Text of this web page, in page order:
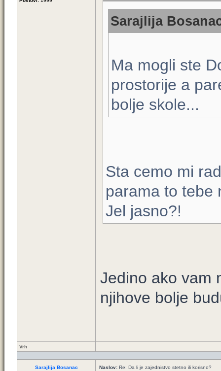
Sarajlija
Ma mogli ste
prostorije a
bolje skole...
Sta cemo mi
parama to tebe
Jel jasno?!
Jedino ako vam
njihove bolje
Vrh
Sarajlija Bosanac Naslov: Re: Da li je zajednistvo stetno ili korisno?